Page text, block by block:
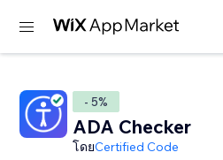
- 5%
ADA Checker
โดยCertified Code